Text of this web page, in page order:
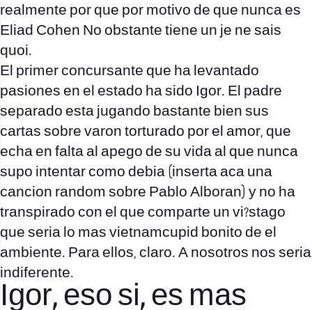
realmente por que por motivo de que nunca es
Eliad Cohen No obstante tiene un je ne sais
quoi.
El primer concursante que ha levantado
pasiones en el estado ha sido Igor. El padre
separado esta jugando bastante bien sus
cartas sobre varon torturado por el amor, que
echa en falta al apego de su vida al que nunca
supo intentar como debia (inserta aca una
cancion random sobre Pablo Alboran) y no ha
transpirado con el que comparte un vi?stago
que seri­a lo mas vietnamcupid bonito de el
ambiente. Para ellos, claro. A nosotros nos seri­a
indiferente.
Igor, eso si, es mas